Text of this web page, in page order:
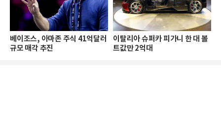
베이조스, 아마존 주식 41억달러
규모 매각 추진
이탈리아 슈퍼카 피가니 한 대 볼
트값만 2억대